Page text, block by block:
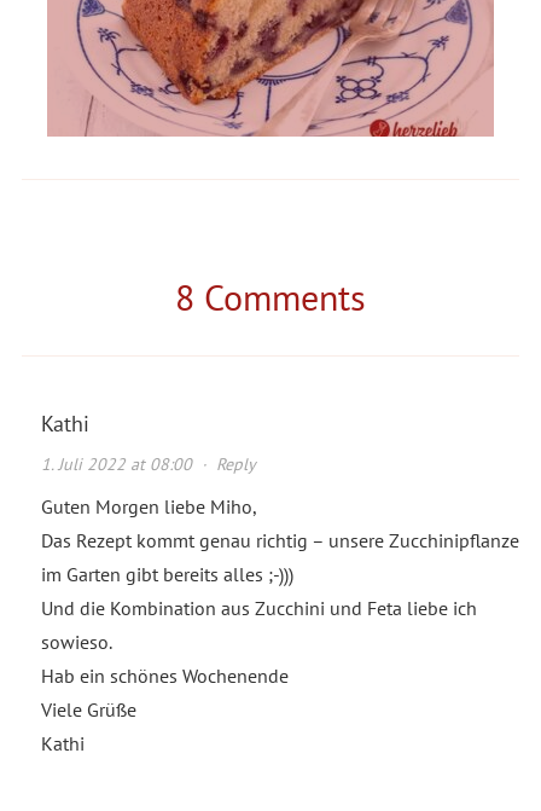
8 Comments
Kathi
1. Juli 2022 at 08:00· Reply
Guten Morgen liebe Miho,
Das Rezept kommt genau richtig – unsere Zucchinipflanze
im Garten gibt bereits alles ;-)))
Und die Kombination aus Zucchini und Feta liebe ich
sowieso.
Hab ein schönes Wochenende
Viele Grüße
Kathi